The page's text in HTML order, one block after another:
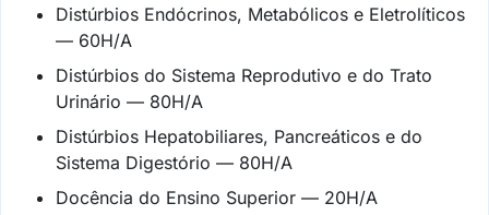
Distúrbios Endócrinos, Metabólicos e Eletrolíticos
— 60H/A
Distúrbios do Sistema Reprodutivo e do Trato
Urinário — 80H/A
Distúrbios Hepatobiliares, Pancreáticos e do
Sistema Digestório — 80H/A
Docência do Ensino Superior — 20H/A